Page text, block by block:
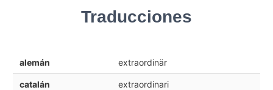
Traducciones
alemán extraordinär
catalán extraordinari